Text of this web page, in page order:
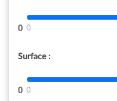
0
Surface :
0